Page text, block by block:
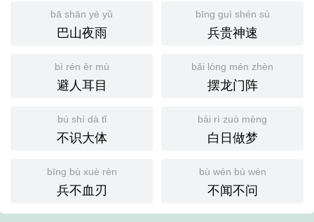
bā shān yè yǔ
巴山夜雨
bīng guì shén sù
兵贵神速
bì rén ěr mù
避人耳目
bǎi lóng mén zhèn
摆龙门阵
bú shí dà tǐ
不识大体
bái rì zuò mèng
白日做梦
bīng bù xuè rèn
兵不血刃
bù wén bù wèn
不闻不问